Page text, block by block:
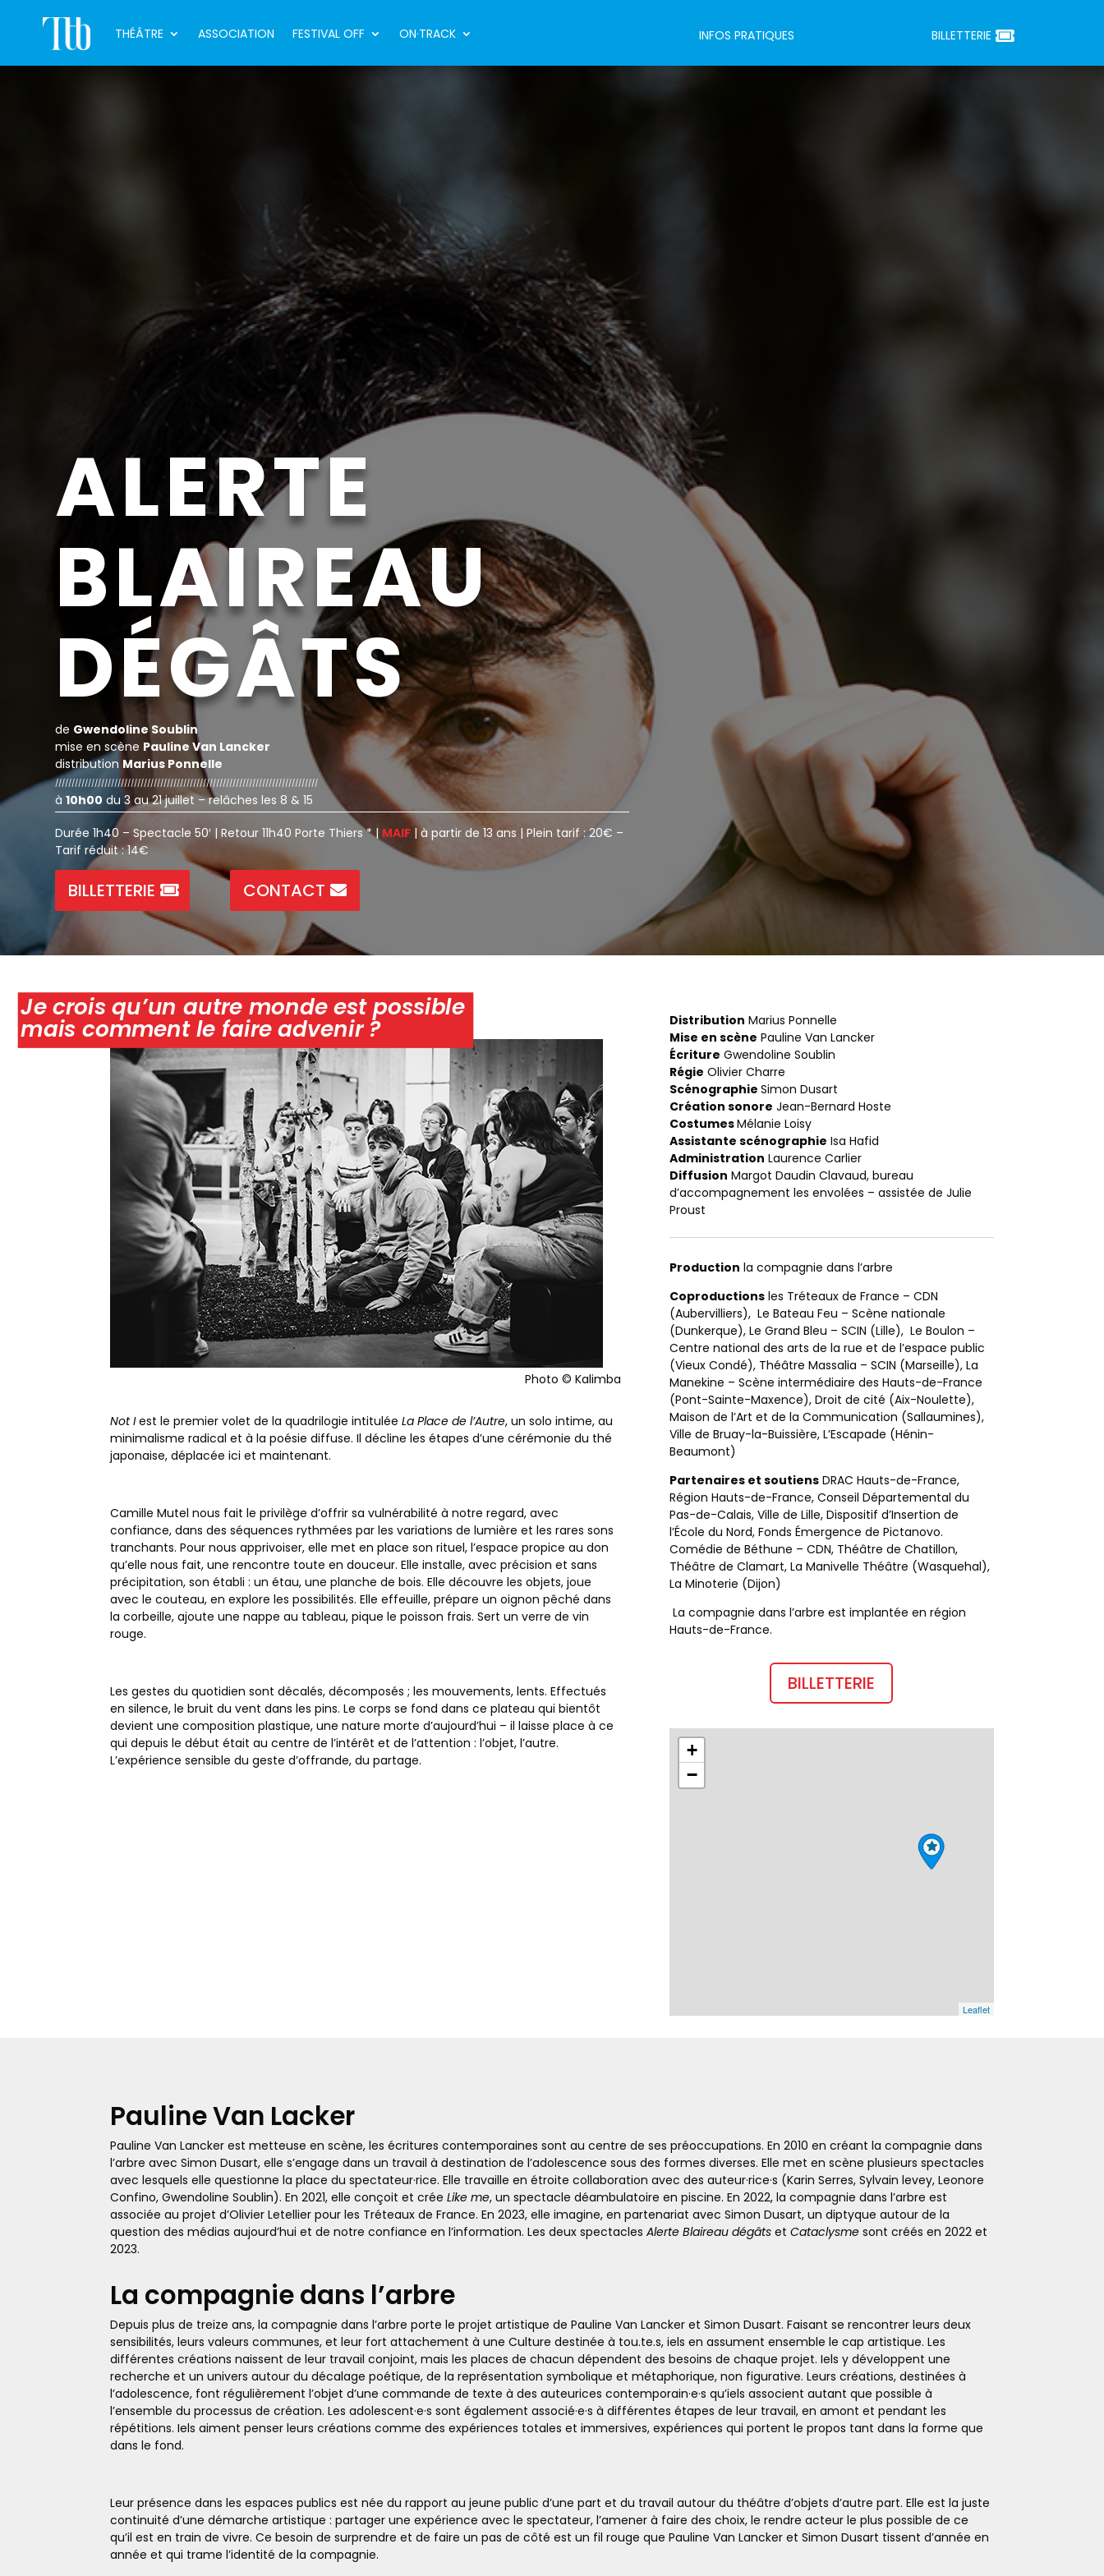
THÉÂTRE ASSOCIATION FESTIVAL OFF ON·TRACK INFOS PRATIQUES BILLETTERIE
ALERTE
BLAIREAU
DÉGÂTS
de Gwendoline Soublin
mise en scène Pauline Van Lancker
distribution Marius Ponnelle
////////////////////////////////////////////////////////////////////////////////
à10h00 du 3 au 21 juillet – relâches les 8 & 15
Durée1h40 – Spectacle 50′ | Retour11h40Porte Thiers * | MAIF | à partir de 13 ans | Plein tarif : 20€ –
Tarif réduit : 14€
BILLETTERIE CONTACT
Je crois qu’un autre monde est possible
mais comment le faire advenir ?
Photo © Kalimba
Not Iest le premier volet de la quadrilogie intituléeLa Place de l’Autre, un solo intime, au
minimalisme radical et à la poésie diffuse. Il décline les étapes d’une cérémonie du thé
japonaise, déplacée ici et maintenant.
Camille Mutel nous fait le privilège d’offrir sa vulnérabilité à notre regard, avec
confiance, dans des séquences rythmées par les variations de lumière et les rares sons
tranchants. Pour nous apprivoiser, elle met en place son rituel, l’espace propice au don
qu’elle nous fait, une rencontre toute en douceur. Elle installe, avec précision et sans
précipitation, son établi : un étau, une planche de bois. Elle découvre les objets, joue
avec le couteau, en explore les possibilités. Elle effeuille, prépare un oignon pêché dans
la corbeille, ajoute une nappe au tableau, pique le poisson frais. Sert un verre de vin
rouge.
Les gestes du quotidien sont décalés, décomposés ; les mouvements, lents. Effectués
en silence, le bruit du vent dans les pins. Le corps se fond dans ce plateau qui bientôt
devient une composition plastique, une nature morte d’aujourd’hui – il laisse place à ce
qui depuis le début était au centre de l’intérêt et de l’attention : l’objet, l’autre.
L’expérience sensible du geste d’offrande, du partage.
Distribution Marius Ponnelle
Mise en scène Pauline Van Lancker
Écriture Gwendoline Soublin
Régie Olivier Charre
Scénographie Simon Dusart
Création sonore Jean-Bernard Hoste
CostumesMélanie Loisy
Assistante scénographie Isa Hafid
Administration Laurence Carlier
Diffusion Margot Daudin Clavaud, bureau
d’accompagnement les envolées – assistée de Julie
Proust
Production la compagnie dans l’arbre
Coproductions les Tréteaux de France – CDN
(Aubervilliers), Le Bateau Feu – Scène nationale
(Dunkerque), Le Grand Bleu – SCIN (Lille), Le Boulon –
Centre national des arts de la rue et de l’espace public
(Vieux Condé), Théâtre Massalia – SCIN (Marseille), La
Manekine – Scène intermédiaire des Hauts-de-France
(Pont-Sainte-Maxence), Droit de cité (Aix-Noulette),
Maison de l’Art et de la Communication (Sallaumines),
Ville de Bruay-la-Buissière, L’Escapade (Hénin-
Beaumont)
Partenaires et soutiens DRAC Hauts-de-France,
Région Hauts-de-France, Conseil Départemental du
Pas-de-Calais, Ville de Lille, Dispositif d’Insertion de
l’École du Nord, Fonds Émergence de Pictanovo.
Comédie de Béthune – CDN, Théâtre de Chatillon,
Théâtre de Clamart, La Manivelle Théâtre (Wasquehal),
La Minoterie (Dijon)
La compagnie dans l’arbre est implantée en région
Hauts-de-France.
BILLETTERIE
+
−
Leaflet
Pauline Van Lacker
Pauline Van Lancker est metteuse en scène, les écritures contemporaines sont au centre de ses préoccupations. En 2010 en créant la compagnie dans
l’arbre avec Simon Dusart, elle s’engage dans un travail à destination de l’adolescence sous des formes diverses. Elle met en scène plusieurs spectacles
avec lesquels elle questionne la place du spectateur·rice. Elle travaille en étroite collaboration avec des auteur·rice·s (Karin Serres, Sylvain levey, Leonore
Confino, Gwendoline Soublin). En 2021, elle conçoit et créeLike me, un spectacle déambulatoire en piscine. En 2022, la compagnie dans l’arbre est
associée au projet d’Olivier Letellier pour les Tréteaux de France. En 2023, elle imagine, en partenariat avec Simon Dusart, un diptyque autour de la
question des médias aujourd’hui et de notre confiance en l’information. Les deux spectaclesAlerte Blaireau dégâts etCataclysme sont créés en 2022 et
2023.
La compagnie dans l’arbre
Depuis plus de treize ans, la compagnie dans l’arbre porte le projet artistique de Pauline Van Lancker et Simon Dusart. Faisant se rencontrer leurs deux
sensibilités, leurs valeurs communes, et leur fort attachement à une Culture destinée à tou.te.s, iels en assument ensemble le cap artistique. Les
différentes créations naissent de leur travail conjoint, mais les places de chacun dépendent des besoins de chaque projet. Iels y développent une
recherche et un univers autour du décalage poétique, de la représentation symbolique et métaphorique, non figurative. Leurs créations, destinées à
l’adolescence, font régulièrement l’objet d’une commande de texte à des auteurices contemporain·e·s qu’iels associent autant que possible à
l’ensemble du processus de création. Les adolescent·e·s sont également associé·e·s à différentes étapes de leur travail, en amont et pendant les
répétitions. Iels aiment penser leurs créations comme des expériences totales et immersives, expériences qui portent le propos tant dans la forme que
dans le fond.
Leur présence dans les espaces publics est née du rapport au jeune public d’une part et du travail autour du théâtre d’objets d’autre part. Elle est la juste
continuité d’une démarche artistique : partager une expérience avec le spectateur, l’amener à faire des choix, le rendre acteur le plus possible de ce
qu’il est en train de vivre. Ce besoin de surprendre et de faire un pas de côté est un fil rouge que Pauline Van Lancker et Simon Dusart tissent d’année en
année et qui trame l’identité de la compagnie.